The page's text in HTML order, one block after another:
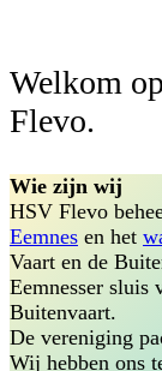
Welkom
Flevo.
Wie zijn wij
HSV Flevo
Eemnes en het
Vaart en de
Eemnesser sluis
Buitenvaart.
De vereniging
Wij hebben ons